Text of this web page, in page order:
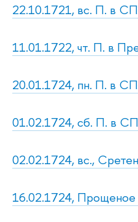
22.10.1721, вс. П. в
11.01.1722, чт. П. в
20.01.1724, пн. П. в
01.02.1724, сб. П. в
02.02.1724, вс.,
16.02.1724,